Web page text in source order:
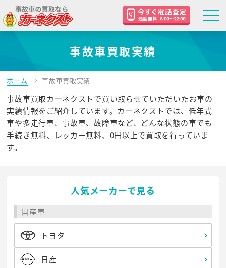
事故車買取実績
ホーム 事故車買取実績
事故車買取カーネクストで買い取らせていただいたお車の
実績情報をご紹介しています。カーネクストでは、低年式
車や多走行車、事故車、故障車など、どんな状態の車でも
手続き無料、レッカー無料、0円以上で買取を行っていま
す。
人気メーカーで見る
国産車
トヨタ
日産